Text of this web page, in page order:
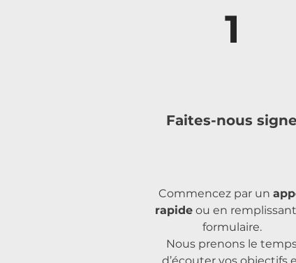
1
Faites-nous signe
Commencez par un
rapideou en
formulaire.
Nous prenons le